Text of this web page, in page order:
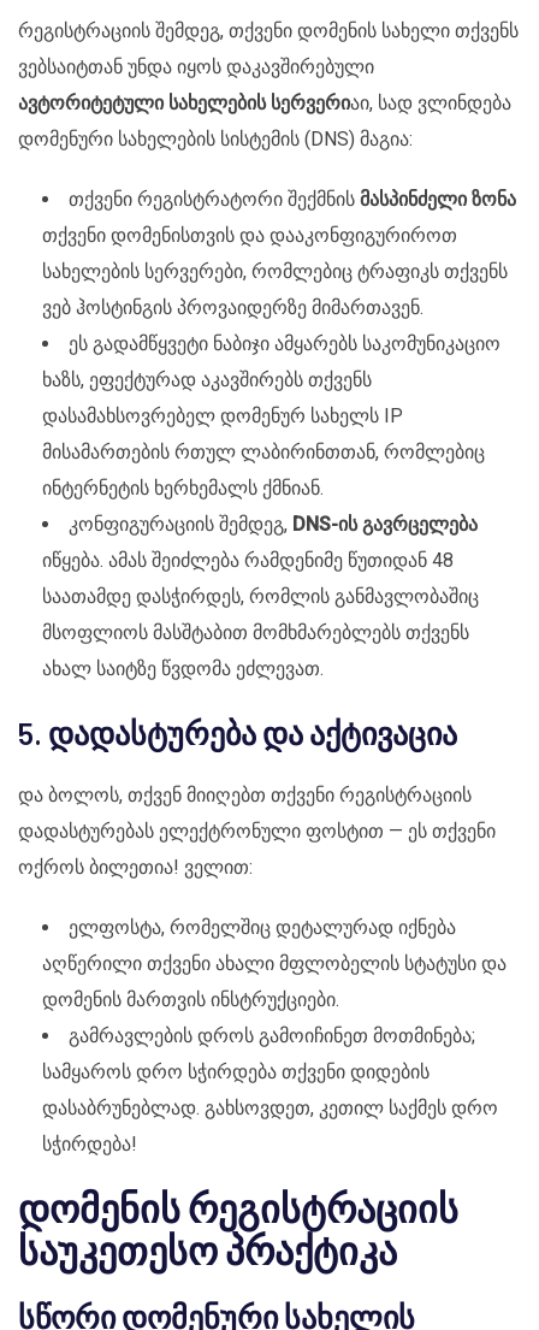
რეგისტრაციის შემდეგ, თქვენი დომენის სახელი თქვენს
ვებსაიტთან უნდა იყოს დაკავშირებული
ავტორიტეტული სახელების სერვერიაი, სად ვლინდება
დომენური სახელების სისტემის (DNS) მაგია:
თქვენი რეგისტრატორი შექმნის მასპინძელი ზონა
თქვენი დომენისთვის და დააკონფიგურიროთ
სახელების სერვერები, რომლებიც ტრაფიკს თქვენს
ვებ ჰოსტინგის პროვაიდერზე მიმართავენ.
ეს გადამწყვეტი ნაბიჯი ამყარებს საკომუნიკაციო
ხაზს, ეფექტურად აკავშირებს თქვენს
დასამახსოვრებელ დომენურ სახელს IP
მისამართების რთულ ლაბირინთთან, რომლებიც
ინტერნეტის ხერხემალს ქმნიან.
კონფიგურაციის შემდეგ, DNS-ის გავრცელება
იწყება. ამას შეიძლება რამდენიმე წუთიდან 48
საათამდე დასჭირდეს, რომლის განმავლობაშიც
მსოფლიოს მასშტაბით მომხმარებლებს თქვენს
ახალ საიტზე წვდომა ეძლევათ.
5. დადასტურება და აქტივაცია
და ბოლოს, თქვენ მიიღებთ თქვენი რეგისტრაციის
დადასტურებას ელექტრონული ფოსტით — ეს თქვენი
ოქროს ბილეთია! ველით:
ელფოსტა, რომელშიც დეტალურად იქნება
აღწერილი თქვენი ახალი მფლობელის სტატუსი და
დომენის მართვის ინსტრუქციები.
გამრავლების დროს გამოიჩინეთ მოთმინება;
სამყაროს დრო სჭირდება თქვენი დიდების
დასაბრუნებლად. გახსოვდეთ, კეთილ საქმეს დრო
სჭირდება!
დომენის რეგისტრაციის
საუკეთესო პრაქტიკა
სწორი დომენური სახელის